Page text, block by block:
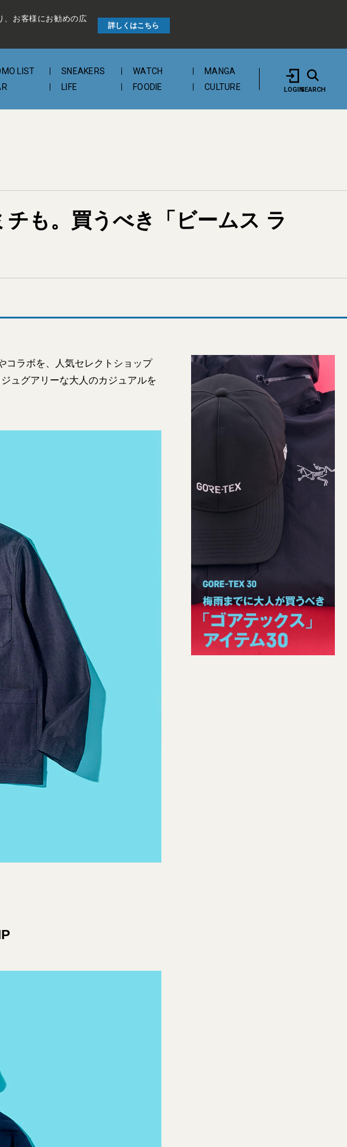
、お客様にお勧めの広
詳しくはこちら
LIST SNEAKERS WATCH
MANGA
LIFE FOODIE CULTURE LOGINSEARCH
チも。買うべき「ビームス ラ
コラボを、人気セレクトショップ
ュグアリーな大人のカジュアルを